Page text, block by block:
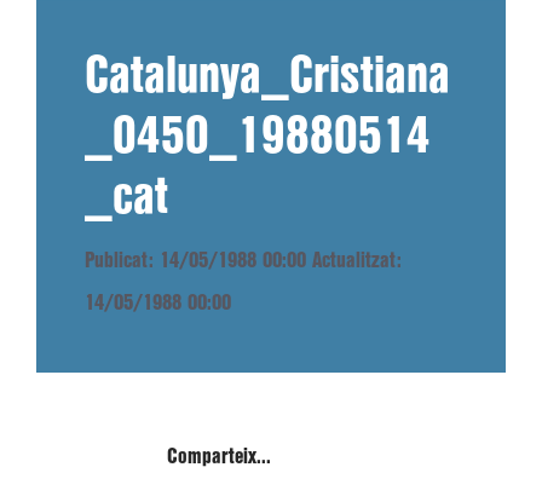
Catalunya_Cristiana
_0450_19880514
_cat
Publicat: 14/05/1988 00:00 Actualitzat:
14/05/1988 00:00
Comparteix...